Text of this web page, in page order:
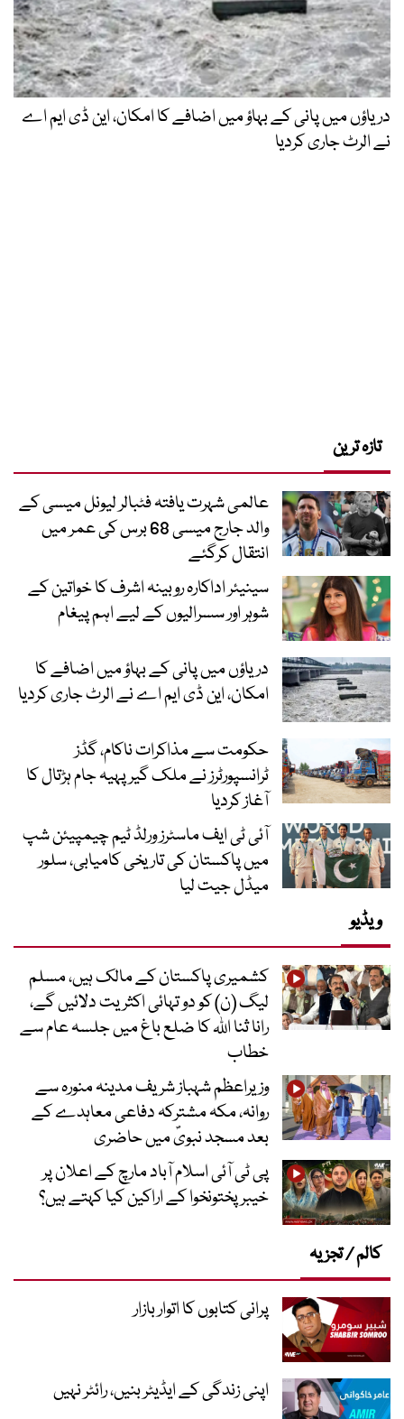
دریاؤں میں پانی کے بہاؤ میں اضافے کا امکان، این ڈی ایم اے
نے الرٹ جاری کردیا
تازہ ترین
عالمی شہرت یافتہ فٹبالر لیونل میسی کے
والد جارج میسی 68 برس کی عمر میں
انتقال کرگئے
سینیئر اداکارہ روبینہ اشرف کا خواتین کے
شوہر اور سسرالیوں کے لیے اہم پیغام
دریاؤں میں پانی کے بہاؤ میں اضافے کا
امکان، این ڈی ایم اے نے الرٹ جاری کردیا
حکومت سے مذاکرات ناکام، گڈز
ٹرانسپورٹرز نے ملک گیر پہیہ جام ہڑتال کا
آغاز کردیا
آئی ٹی ایف ماسٹرز ورلڈ ٹیم چیمپیئن شپ
میں پاکستان کی تاریخی کامیابی، سلور
میڈل جیت لیا
ویڈیو
کشمیری پاکستان کے مالک ہیں، مسلم
لیگ (ن) کو دو تہائی اکثریت دلائیں گے،
رانا ثنا اللہ کا ضلع باغ میں جلسہ عام سے
خطاب
وزیراعظم شہباز شریف مدینہ منورہ سے
روانہ، مکہ مشترکہ دفاعی معاہدے کے
بعد مسجد نبویؐ میں حاضری
پی ٹی آئی اسلام آباد مارچ کے اعلان پر
خیبر پختونخوا کے اراکین کیا کہتے ہیں؟
کالم / تجزیہ
پرانی کتابوں کا اتوار بازار
اپنی زندگی کے ایڈیٹر بنیں، رائٹر نہیں